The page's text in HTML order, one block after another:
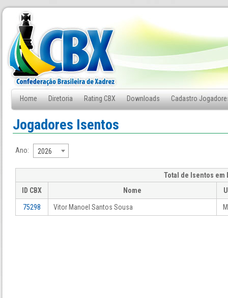
Home Diretoria Rating CBX Downloads Cadastro
Fale Conosco
Jogadores Isentos
Ano: 2026
Total de Isentos em
ID CBX
Nome
75298 Vitor Manoel Santos Sousa